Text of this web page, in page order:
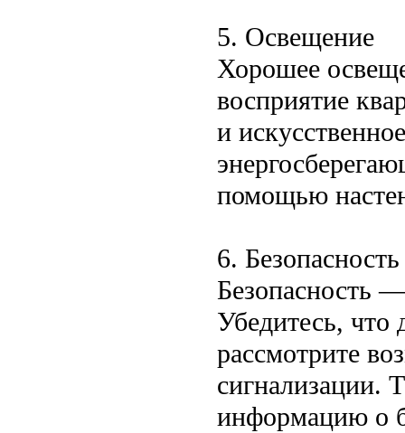
5. Освещение
Хорошее
восприятие
и
помощью
6. Безопасность
Безопасность
Убедитесь, что
рассмотрите
сигнализации.
информацию о